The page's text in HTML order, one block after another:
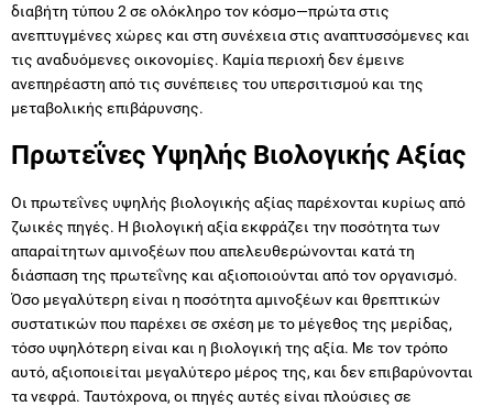
διαβήτη τύπου 2 σε ολόκληρο τον κόσμο—πρώτα στις
ανεπτυγμένες χώρες και στη συνέχεια στις αναπτυσσόμενες και
τις αναδυόμενες οικονομίες. Καμία περιοχή δεν έμεινε
ανεπηρέαστη από τις συνέπειες του υπερσιτισμού και της
μεταβολικής επιβάρυνσης.
Πρωτεΐνες Υψηλής Βιολογικής Αξίας
Οι πρωτεΐνες υψηλής βιολογικής αξίας παρέχονται κυρίως από
ζωικές πηγές. Η βιολογική αξία εκφράζει την ποσότητα των
απαραίτητων αμινοξέων που απελευθερώνονται κατά τη
διάσπαση της πρωτεΐνης και αξιοποιούνται από τον οργανισμό.
Όσο μεγαλύτερη είναι η ποσότητα αμινοξέων και θρεπτικών
συστατικών που παρέχει σε σχέση με το μέγεθος της μερίδας,
τόσο υψηλότερη είναι και η βιολογική της αξία. Με τον τρόπο
αυτό, αξιοποιείται μεγαλύτερο μέρος της, και δεν επιβαρύνονται
τα νεφρά. Ταυτόχρονα, οι πηγές αυτές είναι πλούσιες σε